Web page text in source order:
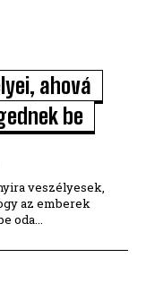
ahová
be
veszélyesek,
az emberek
oda...